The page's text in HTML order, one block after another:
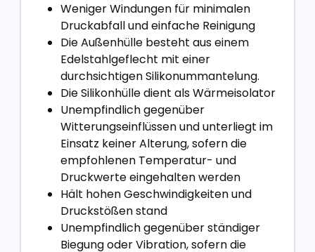
Weniger Windungen für minimalen
Druckabfall und einfache Reinigung
Die Außenhülle besteht aus einem
Edelstahlgeflecht mit einer
durchsichtigen Silikonummantelung.
Die Silikonhülle dient als Wärmeisolator
Unempfindlich gegenüber
Witterungseinflüssen und unterliegt im
Einsatz keiner Alterung, sofern die
empfohlenen Temperatur- und
Druckwerte eingehalten werden
Hält hohen Geschwindigkeiten und
Druckstößen stand
Unempfindlich gegenüber ständiger
Biegung oder Vibration, sofern die